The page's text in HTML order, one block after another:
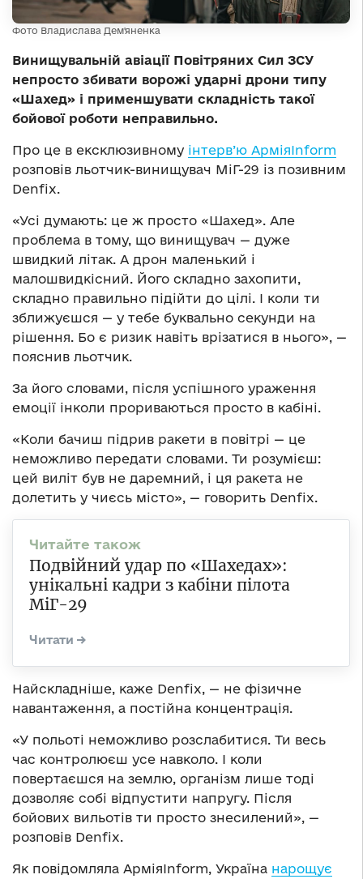
Фото Владислава Дем'яненка
Винищувальній авіації Повітряних Сил ЗСУ
непросто збивати ворожі ударні дрони типу
«Шахед» і применшувати складність такої
бойової роботи неправильно.
Про це в ексклюзивному інтерв’ю АрміяInform
розповів льотчик-винищувач МіГ-29 із позивним
Denfix.
«Усі думають: це ж просто «Шахед». Але
проблема в тому, що винищувач — дуже
швидкий літак. А дрон маленький і
малошвидкісний. Його складно захопити,
складно правильно підійти до цілі. І коли ти
зближуєшся — у тебе буквально секунди на
рішення. Бо є ризик навіть врізатися в нього», —
пояснив льотчик.
За його словами, після успішного ураження
емоції інколи прориваються просто в кабіні.
«Коли бачиш підрив ракети в повітрі — це
неможливо передати словами. Ти розумієш:
цей виліт був не даремний, і ця ракета не
долетить у чиєсь місто», — говорить Denfix.
Подвійний удар по «Шахедах»:
унікальні кадри з кабіни пілота
МіГ-29
Найскладніше, каже Denfix, — не фізичне
навантаження, а постійна концентрація.
«У польоті неможливо розслабитися. Ти весь
час контролюєш усе навколо. І коли
повертаєшся на землю, організм лише тоді
дозволяє собі відпустити напругу. Після
бойових вильотів ти просто знесилений», —
розповів Denfix.
Як повідомляла АрміяInform, Україна нарощує